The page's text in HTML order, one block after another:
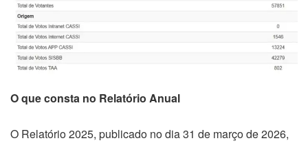
O que consta no Relatório Anual
O Relatório 2025, publicado no dia 31 de março de 2026,